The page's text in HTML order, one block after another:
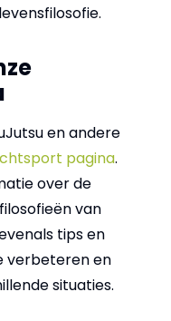
en andere
pagina.
over de
van
tips en
verbeteren en
situaties.